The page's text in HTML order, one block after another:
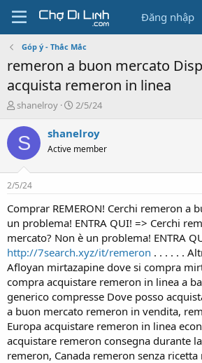
Đăng nhập
Góp ý - Thắc Mắc
remeron a buon mercato
acquista remeron in linea
T
r
e
a
s
t
a
t
e
r
shanelroy
N
à
g
2/5/24
S shanelroy
Active member
2/5/24
Comprar REMERON! Cerchi remeron a
un problema! ENTRA QUI! => Cerchi
mercato? Non è un problema! ENTRA
http://7search.xyz/it/remeron . . . . . .
Afloyan mirtazapine dove si compra
compra acquistare remeron in linea a
generico compresse Dove posso
a buon mercato remeron in vendita,
Europa acquistare remeron in linea
acquistare remeron consegna durante
remeron, Canada remeron senza ricetta